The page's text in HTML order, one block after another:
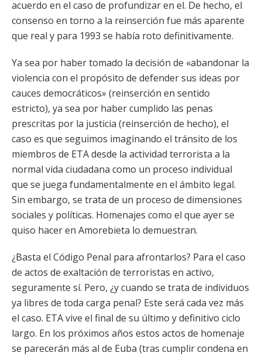
acuerdo en el caso de profundizar en el. De hecho, el
consenso en torno a la reinserción fue más aparente
que real y para 1993 se había roto definitivamente.
Ya sea por haber tomado la decisión de «abandonar la
violencia con el propósito de defender sus ideas por
cauces democráticos» (reinserción en sentido
estricto), ya sea por haber cumplido las penas
prescritas por la justicia (reinserción de hecho), el
caso es que seguimos imaginando el tránsito de los
miembros de ETA desde la actividad terrorista a la
normal vida ciudadana como un proceso individual
que se juega fundamentalmente en el ámbito legal.
Sin embargo, se trata de un proceso de dimensiones
sociales y políticas. Homenajes como el que ayer se
quiso hacer en Amorebieta lo demuestran.
¿Basta el Código Penal para afrontarlos? Para el caso
de actos de exaltación de terroristas en activo,
seguramente sí. Pero, ¿y cuando se trata de individuos
ya libres de toda carga penal? Este será cada vez más
el caso. ETA vive el final de su último y definitivo ciclo
largo. En los próximos años estos actos de homenaje
se parecerán más al de Euba (tras cumplir condena en